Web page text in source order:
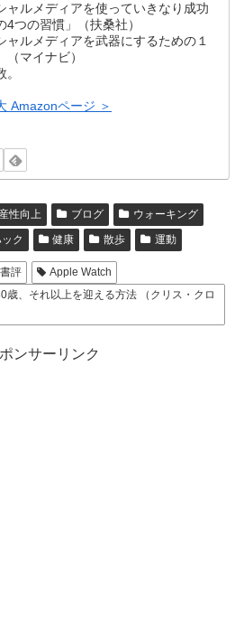
ャルメディアを使っていきなり成功
4つの習慣」（扶桑社）
ャルメディアを武器にするための１
（マイナビ）
Amazonページ ＞
性向上 ブログ
ウォーキング
ク 健康 散歩 運動
書評
Apple Watch
、それ以上を迎える方法 （クリス・クロ
ンサーリンク